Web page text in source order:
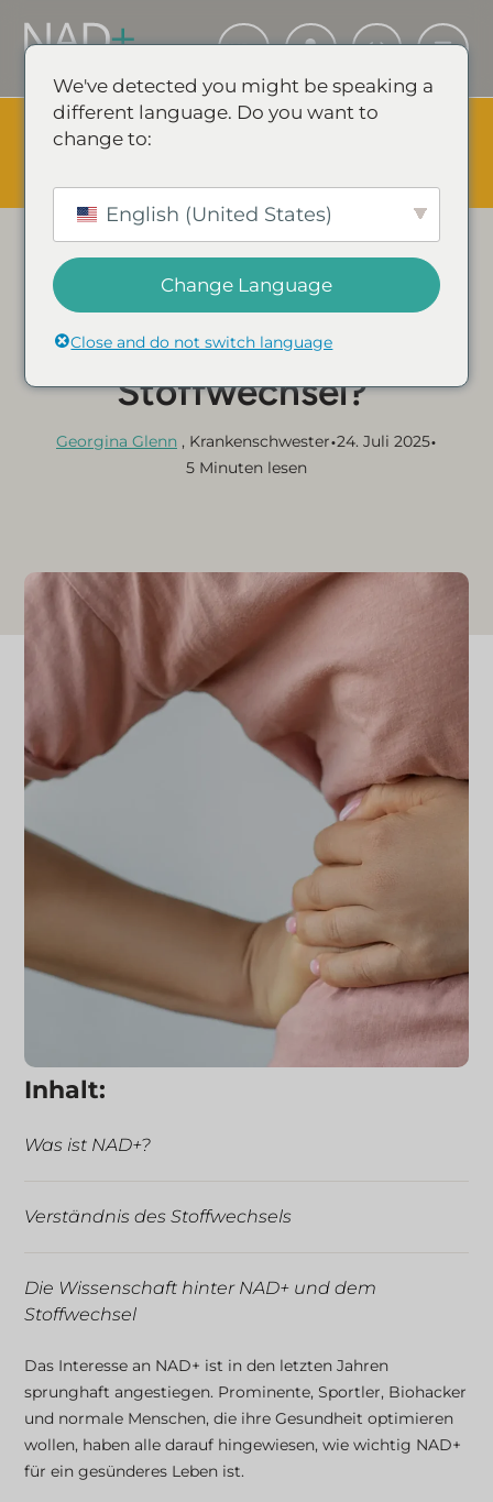
The Summer Sale is Live. Save up to 45% - Try for less or
Kategorie: NAD+ LEITFÄDEN & ARTIKEL
Gibt es einen
Zusammenhang
zwischen NAD+ und dem
Stoffwechsel?
Georgina Glenn , Krankenschwester•24. Juli 2025•
5 Minuten lesen
Das Interesse an NAD+ ist in den letzten Jahren
sprunghaft angestiegen. Prominente, Sportler, Biohacker
und normale Menschen, die ihre Gesundheit optimieren
wollen, haben alle darauf hingewiesen, wie wichtig NAD+
für ein gesünderes Leben ist.
Inhalt:
Was ist NAD+?
Verständnis des Stoffwechsels
Die Wissenschaft hinter NAD+ und dem
Stoffwechsel
NAD+-Spiegel und Alterung
Kann NAD+ den Stoffwechsel ankurbeln?
We've detected you might be speaking a
different language. Do you want to
change to:
English (United States)
Change Language
Close and do not switch language